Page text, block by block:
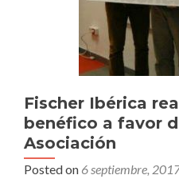
Fischer Ibérica
benéfico a favor
Asociación
Posted on 6 septiembre,